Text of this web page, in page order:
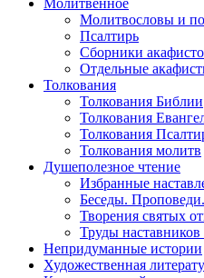
Молитвословы и
Псалтирь
Сборники
Отдельные
Толкования
Толкования Библии
Толкования
Толкования
Толкования молитв
Душеполезное чтение
Избранные
Беседы.
Творения святых
Труды наставников
Непридуманные истории
Художественная